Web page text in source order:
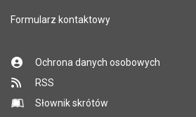
Formularz kontaktowy
Ochrona danych osobowych
RSS
Słownik skrótów